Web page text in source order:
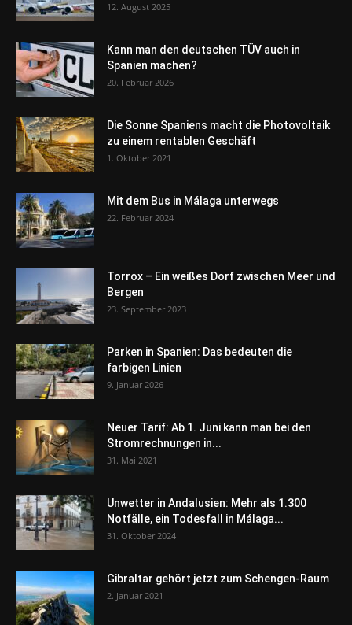
12. August 2025
Kann man den deutschen TÜV auch in
Spanien machen?
20. Februar 2026
Die Sonne Spaniens macht die Photovoltaik
zu einem rentablen Geschäft
1. Oktober 2021
Mit dem Bus in Málaga unterwegs
22. Februar 2024
Torrox – Ein weißes Dorf zwischen Meer und
Bergen
23. September 2023
Parken in Spanien: Das bedeuten die
farbigen Linien
9. Januar 2026
Neuer Tarif: Ab 1. Juni kann man bei den
Stromrechnungen in...
31. Mai 2021
Unwetter in Andalusien: Mehr als 1.300
Notfälle, ein Todesfall in Málaga...
31. Oktober 2024
Gibraltar gehört jetzt zum Schengen-Raum
2. Januar 2021